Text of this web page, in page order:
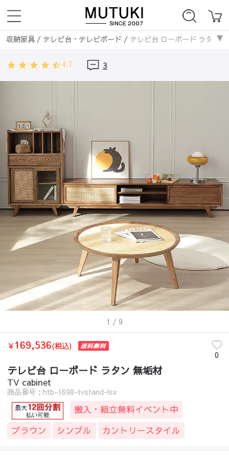
収納家具/ テレビ台・テレビボード / テレビ台 ローボード ラタン
4.7
3
1 / 9
￥169,536(税込)
0
テレビ台 ローボード ラタン 無垢材
TV cabinet
商品番号：htb-1698-tvstand-lsx
搬入・組立無料イベント中
ブラウン
シンプル カントリースタイル